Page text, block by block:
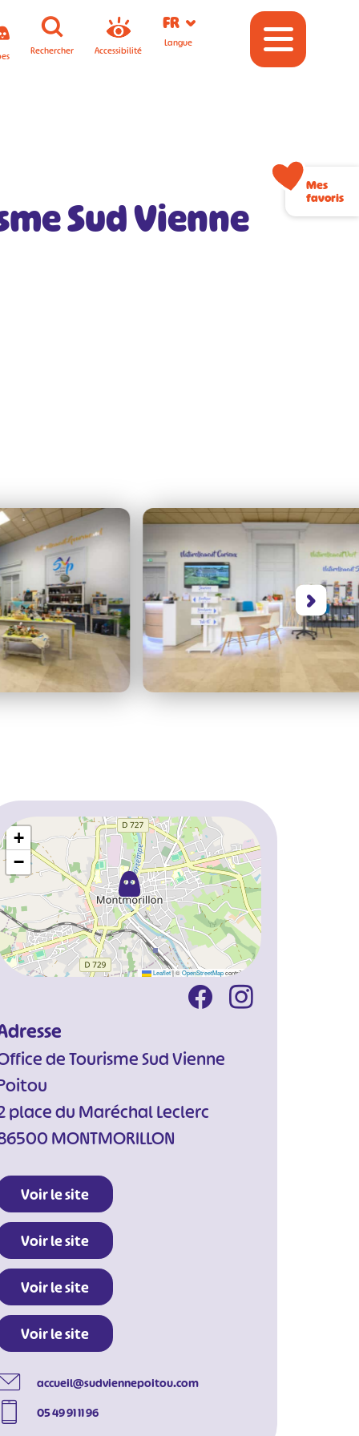
Rechercher Accessibilité
FR
Langue
Sud Vienne
+
−
Leaflet|©OpenStreetMapcontributors
de Tourisme Sud Vienne
place du Maréchal Leclerc
MONTMORILLON
Voir le site
Voir le site
Voir le site
Voir le site
accueil@sudviennepoitou.com
05 49 91 11 96
Mes
favoris